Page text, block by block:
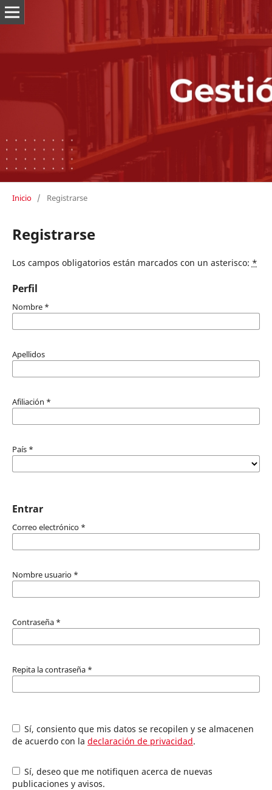
Inicio / Registrarse
Registrarse
Los campos obligatorios están marcados con un asterisco: *
Perfil
Nombre *
Apellidos
Afiliación *
País *
Entrar
Correo electrónico *
Nombre usuario *
Contraseña *
Repita la contraseña *
Sí, consiento que mis datos se recopilen y se almacenen
de acuerdo con la declaración de privacidad.
Sí, deseo que me notifiquen acerca de nuevas
publicaciones y avisos.